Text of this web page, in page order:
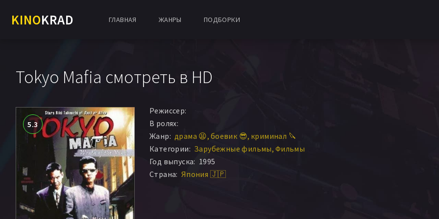
KINOKRAD ГЛАВНАЯ ЖАНРЫ ПОДБОРКИ
Tokyo Mafia смотреть в HD
5.3
Режиссер:
В ролях:
Жанр: драма 😫 боевик 😎 криминал 🔪
Категории: Зарубежные фильмы Фильмы
Год выпуска: 1995
Страна: Япония 🇯🇵